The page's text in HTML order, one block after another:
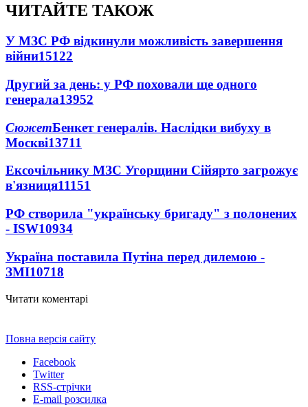
ЧИТАЙТЕ ТАКОЖ
У МЗС РФ відкинули можливість завершення
війни15122
Другий за день: у РФ поховали ще одного
генерала13952
СюжетБенкет генералів. Наслідки вибуху в
Москві13711
Ексочільнику МЗС Угорщини Сійярто загрожує
в'язниця11151
РФ створила "українську бригаду" з полонених
- ISW10934
Україна поставила Путіна перед дилемою -
ЗМІ10718
Читати коментарі
Повна версія сайту
Facebook
Twitter
RSS-стрічки
E-mail розсилка